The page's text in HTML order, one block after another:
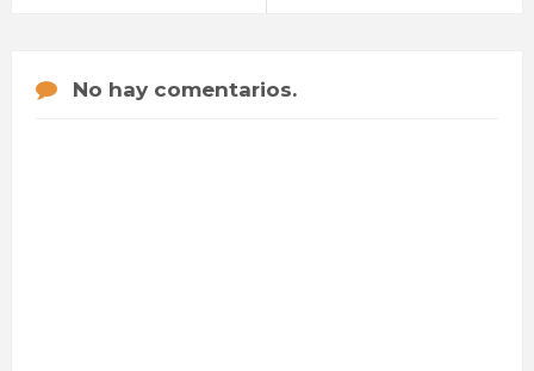
No hay comentarios.